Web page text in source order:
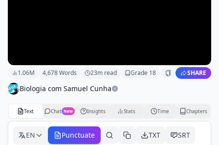
1.06M 4,678Words 23m read Grade 18 SHARE
Biologia com Samuel Cunha
Text Chat New Insights Stats Time Chapters
EN Punctuate TXT SRT